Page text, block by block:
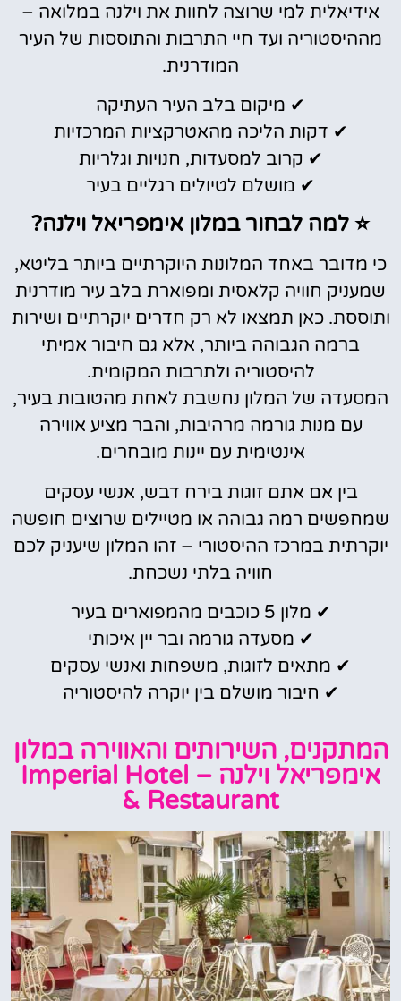
אידיאלית למי שרוצה לחוות את וילנה במלואה –
מההיסטוריה ועד חיי התרבות והתוססות של העיר
המודרנית.
✔ מיקום בלב העיר העתיקה
✔ דקות הליכה מהאטרקציות המרכזיות
✔ קרוב למסעדות, חנויות וגלריות
✔ מושלם לטיולים רגליים בעיר
⭐ למה לבחור במלון אימפריאל וילנה?
כי מדובר באחד המלונות היוקרתיים ביותר בליטא,
שמעניק חוויה קלאסית ומפוארת בלב עיר מודרנית
ותוססת. כאן תמצאו לא רק חדרים יוקרתיים ושירות
ברמה הגבוהה ביותר, אלא גם חיבור אמיתי
להיסטוריה ולתרבות המקומית.
המסעדה של המלון נחשבת לאחת מהטובות בעיר,
עם מנות גורמה מרהיבות, והבר מציע אווירה
אינטימית עם יינות מובחרים.
בין אם אתם זוגות בירח דבש, אנשי עסקים
שמחפשים רמה גבוהה או מטיילים שרוצים חופשה
יוקרתית במרכז ההיסטורי – זהו המלון שיעניק לכם
חוויה בלתי נשכחת.
✔ מלון 5 כוכבים מהמפוארים בעיר
✔ מסעדה גורמה ובר יין איכותי
✔ מתאים לזוגות, משפחות ואנשי עסקים
✔ חיבור מושלם בין יוקרה להיסטוריה
המתקנים, השירותים והאווירה במלון
אימפריאל וילנה – Imperial Hotel
& Restaurant